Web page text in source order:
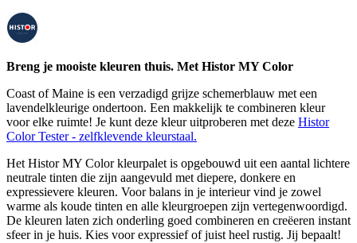
Breng je mooiste kleuren thuis. Met Histor MY Color
Coast of Maine is een verzadigd grijze schemerblauw met een
lavendelkleurige ondertoon. Een makkelijk te combineren kleur
voor elke ruimte! Je kunt deze kleur uitproberen met deze Histor
Color Tester - zelfklevende kleurstaal.
Het Histor MY Color kleurpalet is opgebouwd uit een aantal lichtere
neutrale tinten die zijn aangevuld met diepere, donkere en
expressievere kleuren. Voor balans in je interieur vind je zowel
warme als koude tinten en alle kleurgroepen zijn vertegenwoordigd.
De kleuren laten zich onderling goed combineren en creëeren instant
sfeer in je huis. Kies voor expressief of juist heel rustig. Jij bepaalt!